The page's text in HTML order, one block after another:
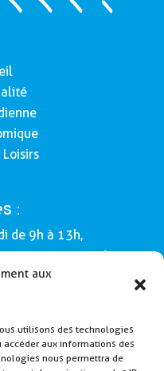
aux
utilisons des technologies
aux informations des
nous permettra de
:
de 9h à 13h,
impaires).